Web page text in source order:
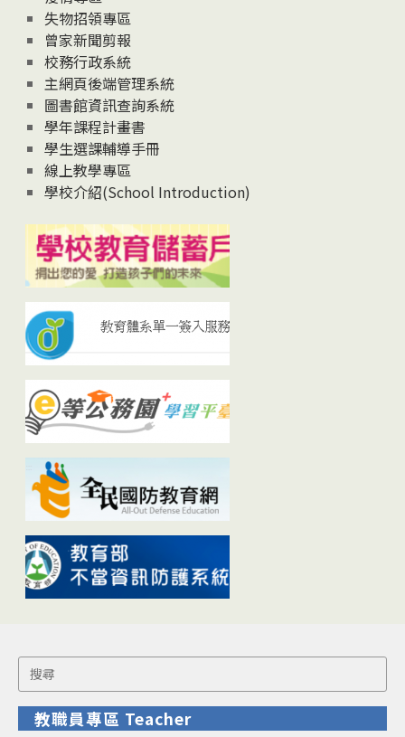
失物招領專區
曾家新聞剪報
校務行政系統
主網頁後端管理系統
圖書館資訊查詢系統
學年課程計畫書
學生選課輔導手冊
線上教學專區
學校介紹(School Introduction)
Search
for:
教職員專區 Teacher